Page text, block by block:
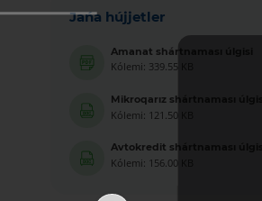
Jańa hújjetler
Amanat shártnaması úlgisi
Kólemi: 339.55 KB
Mikroqarız shártnaması úlgisi
Kólemi: 121.50 KB
Avtokredit shártnaması úlgisi
Kólemi: 156.00 KB